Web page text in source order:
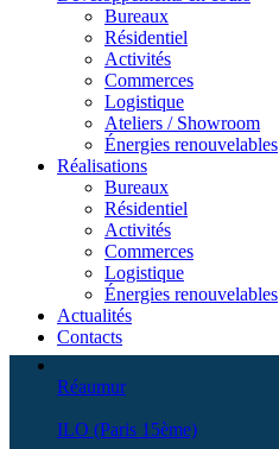
Bureaux
Résidentiel
Activités
Commerces
Logistique
Ateliers / Showroom
Énergies renouvelables
Réalisations
Bureaux
Résidentiel
Activités
Commerces
Logistique
Énergies renouvelables
Actualités
Contacts
Réaumur
ILO (Paris 15ème)